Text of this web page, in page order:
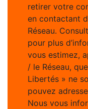
retirer votre
en contactant
Réseau.
pour plus
vous estimez,
/ le Réseau,
Libertés » ne
pouvez
Nous vous